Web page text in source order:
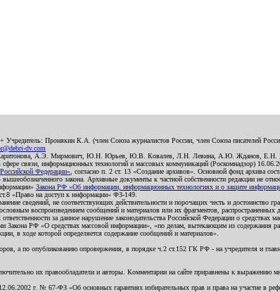
Учредитель: Пронякин К.А. (член Союза журналистов России, член Союза писателей
dv.com
Харитонова, А.Э. Мирмович, Ю.Н. Юрьев, Ю.В. Ковалев, Л.Н. Левина, А.Ю. Жданов,
связи, информационных технологий и массовых коммуникаций (Роскомнадзор)
Федерации» , согласно п. 2 ст. 13 «Создание архивов». Основной фонд архива
закона. Архивные документы к частной собственности редакции не
Закона РФ «Об информации, информационных технологиях и о защите
«Право на доступ к информации» ФЗ-149.
сведений, не соответствующих действительности и порочащих честь и
воспроизведением сообщений и материалов или их фрагментов,
за данное нарушение законодательства Российской Федерации о средствах
РФ «О средствах массовой информации», «по делам, вытекающим из содержания
в ходе которой определяется содержание сообщений и материалов».
а по опубликованию опровержения, в порядке ч.2 ст.152 ГК РФ - на учредителя и
их правообладатели и авторы. Комментарии на сайте приравнены к
г. № 67-ФЗ «Об основных гарантиях избирательных прав и права на участие в